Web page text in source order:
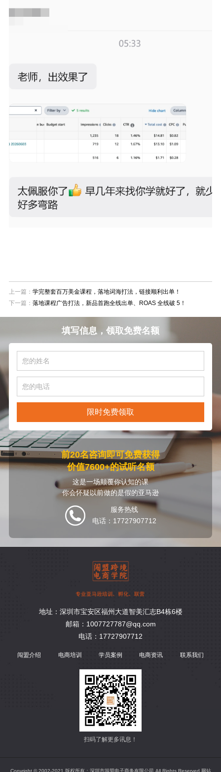
上一篇： 学完整套百万美金课程，落地词海打法，链接顺利出单！
下一篇： 落地课程广告打法，新品首跑全线出单、ROAS 全线破 5！
填写信息，领取免费名额
限时免费领取
前20名咨询即可免费获得
价值7600+的试听名额
这是一场颠覆你认知的课
你会怀疑以前做的是假的亚马逊
服务热线
电话：17727907712
地址：深圳市宝安区福州大道智美汇志B4栋6楼
邮箱：1007727787@qq.com
电话：17727907712
闯盟介绍 电商培训 学员案例 电商资讯 联系我们
扫码了解更多讯息！
Copyright © 2002-2021 版权所有：深圳市闯盟电子商务有限公司 All Rights Reserved 网站